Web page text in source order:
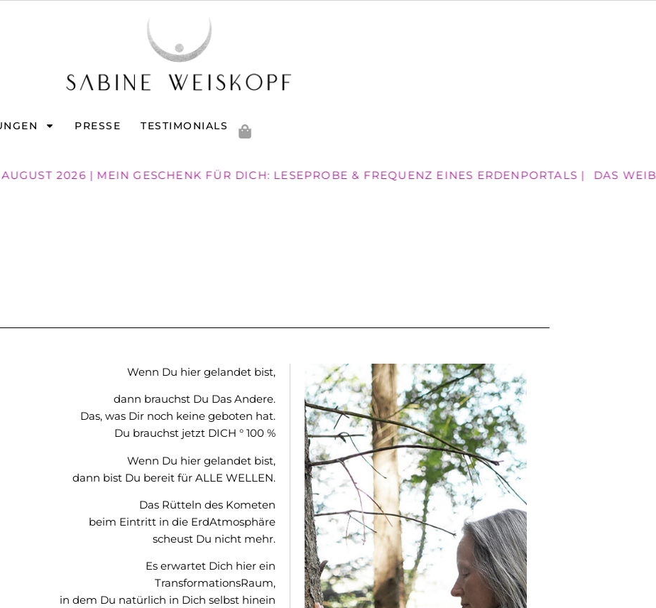
PRESSE TESTIMONIALS
2026 | MEIN GESCHENK FÜR DICH: LESEPROBE & FREQUENZ EINES ERDENPORTALS | DAS WEIB
Wenn Du hier gelandet bist,
dann brauchst Du Das Andere.
Das, was Dir noch keine geboten hat.
Du brauchst jetzt DICH ° 100 %
Wenn Du hier gelandet bist,
dann bist Du bereit für ALLE WELLEN.
Das Rütteln des Kometen
beim Eintritt in die ErdAtmosphäre
scheust Du nicht mehr.
Es erwartet Dich hier ein
TransformationsRaum,
in dem Du natürlich in Dich selbst hinein